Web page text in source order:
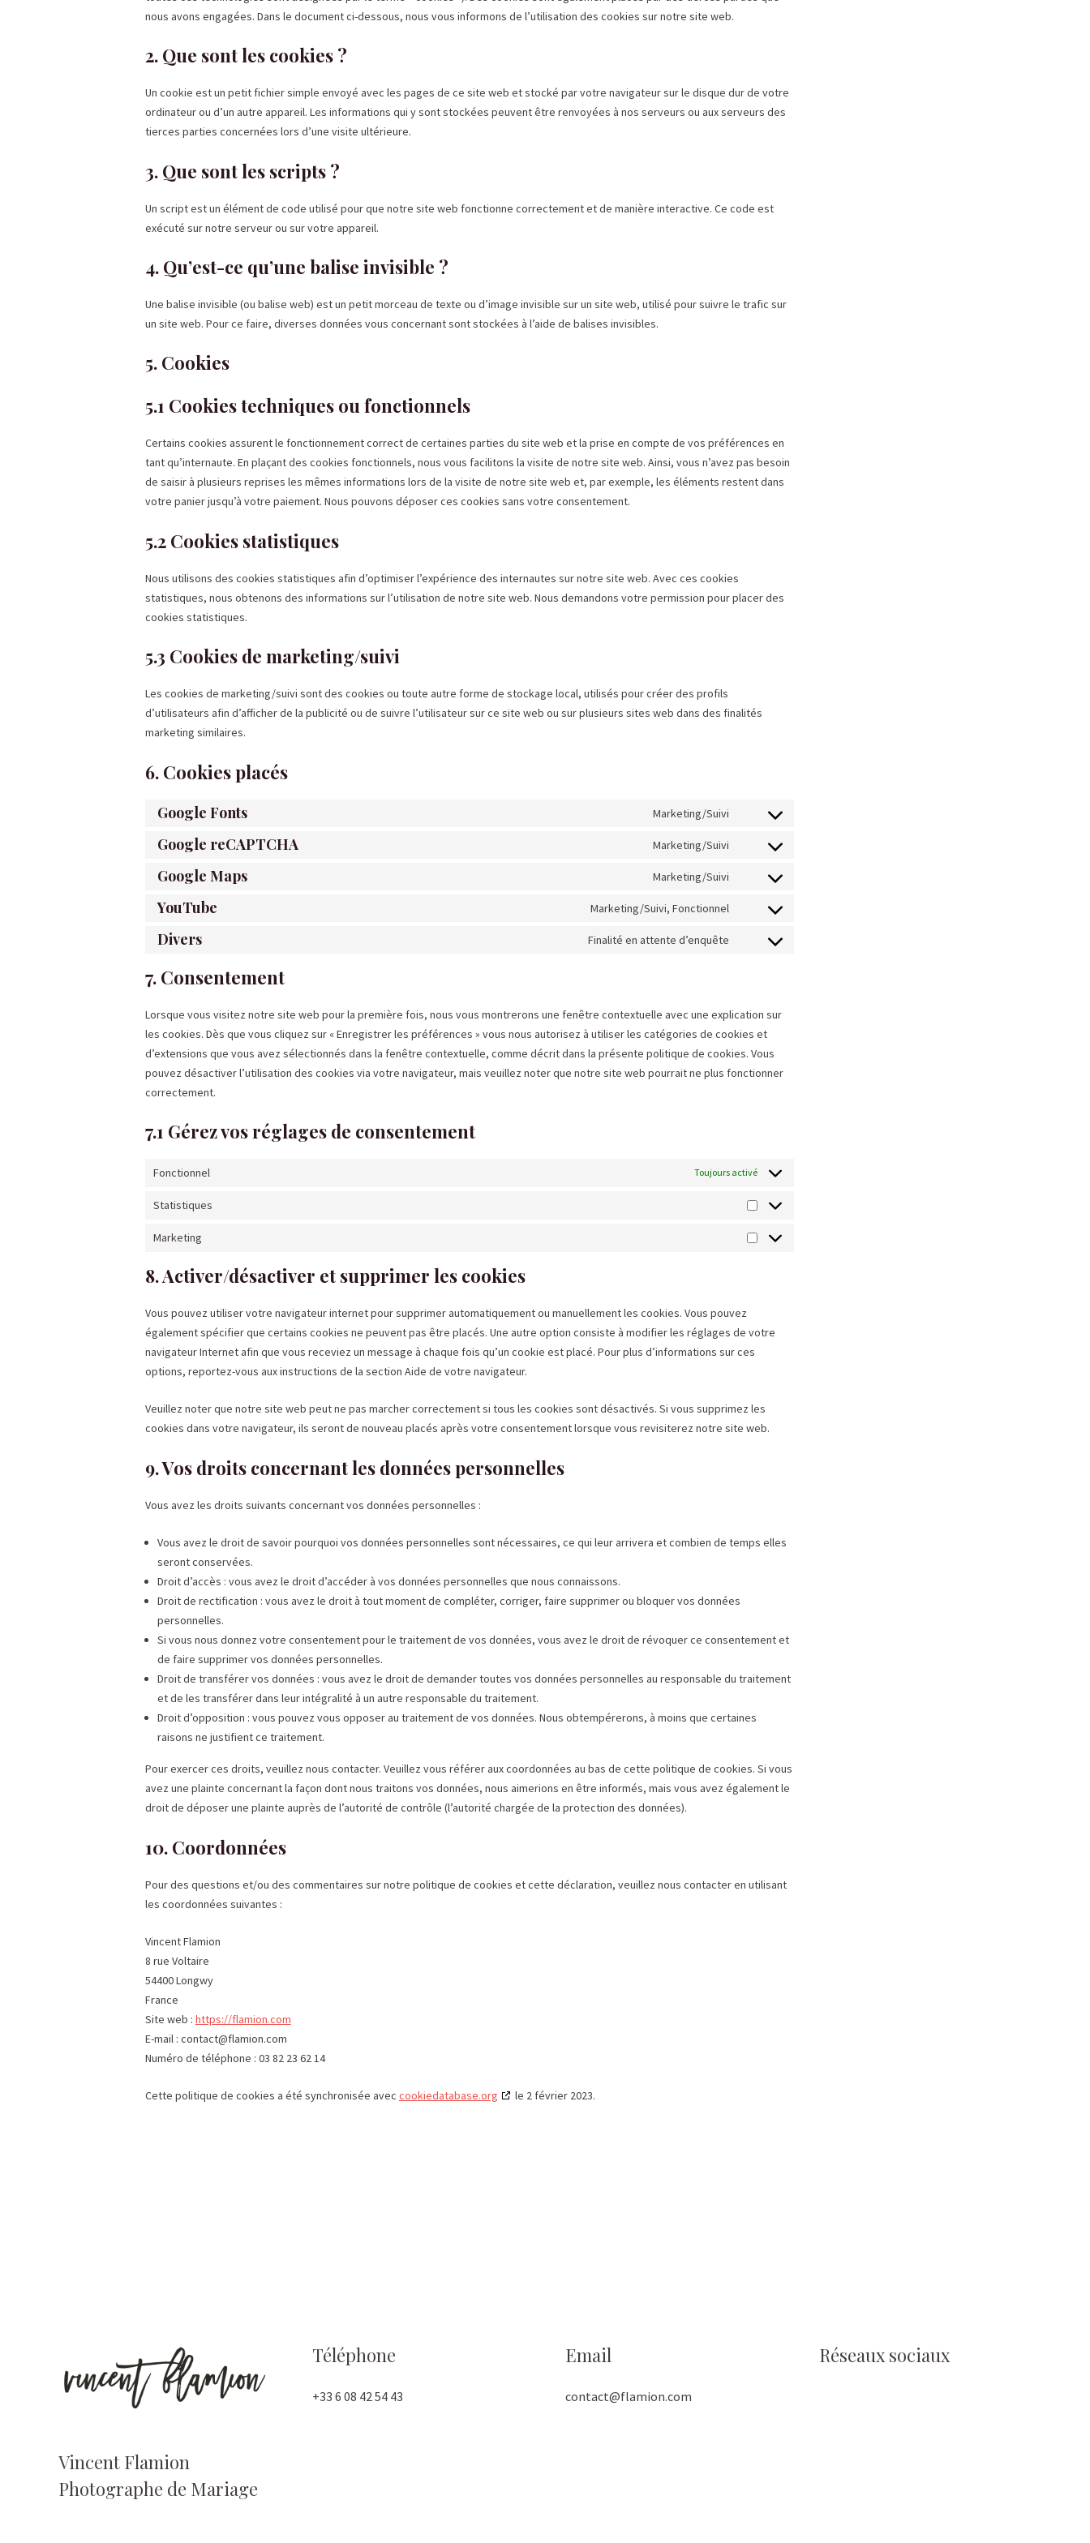
nous avons engagées. Dans le document ci-dessous, nous vous informons de l’utilisation des cookies sur notre site web.
2. Que sont les cookies ?
Un cookie est un petit fichier simple envoyé avec les pages de ce site web et stocké par votre navigateur sur le disque dur de votre
ordinateur ou d’un autre appareil. Les informations qui y sont stockées peuvent être renvoyées à nos serveurs ou aux serveurs des
tierces parties concernées lors d’une visite ultérieure.
3. Que sont les scripts ?
Un script est un élément de code utilisé pour que notre site web fonctionne correctement et de manière interactive. Ce code est
exécuté sur notre serveur ou sur votre appareil.
4. Qu’est-ce qu’une balise invisible ?
Une balise invisible (ou balise web) est un petit morceau de texte ou d’image invisible sur un site web, utilisé pour suivre le trafic sur
un site web. Pour ce faire, diverses données vous concernant sont stockées à l’aide de balises invisibles.
5. Cookies
5.1 Cookies techniques ou fonctionnels
Certains cookies assurent le fonctionnement correct de certaines parties du site web et la prise en compte de vos préférences en
tant qu’internaute. En plaçant des cookies fonctionnels, nous vous facilitons la visite de notre site web. Ainsi, vous n’avez pas besoin
de saisir à plusieurs reprises les mêmes informations lors de la visite de notre site web et, par exemple, les éléments restent dans
votre panier jusqu’à votre paiement. Nous pouvons déposer ces cookies sans votre consentement.
5.2 Cookies statistiques
Nous utilisons des cookies statistiques afin d’optimiser l’expérience des internautes sur notre site web. Avec ces cookies
statistiques, nous obtenons des informations sur l’utilisation de notre site web. Nous demandons votre permission pour placer des
cookies statistiques.
5.3 Cookies de marketing/suivi
Les cookies de marketing/suivi sont des cookies ou toute autre forme de stockage local, utilisés pour créer des profils
d’utilisateurs afin d’afficher de la publicité ou de suivre l’utilisateur sur ce site web ou sur plusieurs sites web dans des finalités
marketing similaires.
6. Cookies placés
Google Fonts Marketing/Suivi
Google reCAPTCHA Marketing/Suivi
Google Maps Marketing/Suivi
YouTube Marketing/Suivi, Fonctionnel
Divers Finalité en attente d’enquête
7. Consentement
Lorsque vous visitez notre site web pour la première fois, nous vous montrerons une fenêtre contextuelle avec une explication sur
les cookies. Dès que vous cliquez sur « Enregistrer les préférences » vous nous autorisez à utiliser les catégories de cookies et
d’extensions que vous avez sélectionnés dans la fenêtre contextuelle, comme décrit dans la présente politique de cookies. Vous
pouvez désactiver l’utilisation des cookies via votre navigateur, mais veuillez noter que notre site web pourrait ne plus fonctionner
correctement.
7.1 Gérez vos réglages de consentement
Fonctionnel Toujours activé
Statistiques
Marketing
8. Activer/désactiver et supprimer les cookies
Vous pouvez utiliser votre navigateur internet pour supprimer automatiquement ou manuellement les cookies. Vous pouvez
également spécifier que certains cookies ne peuvent pas être placés. Une autre option consiste à modifier les réglages de votre
navigateur Internet afin que vous receviez un message à chaque fois qu’un cookie est placé. Pour plus d’informations sur ces
options, reportez-vous aux instructions de la section Aide de votre navigateur.
Veuillez noter que notre site web peut ne pas marcher correctement si tous les cookies sont désactivés. Si vous supprimez les
cookies dans votre navigateur, ils seront de nouveau placés après votre consentement lorsque vous revisiterez notre site web.
9. Vos droits concernant les données personnelles
Vous avez les droits suivants concernant vos données personnelles :
Vous avez le droit de savoir pourquoi vos données personnelles sont nécessaires, ce qui leur arrivera et combien de temps elles
seront conservées.
Droit d’accès : vous avez le droit d’accéder à vos données personnelles que nous connaissons.
Droit de rectification : vous avez le droit à tout moment de compléter, corriger, faire supprimer ou bloquer vos données
personnelles.
Si vous nous donnez votre consentement pour le traitement de vos données, vous avez le droit de révoquer ce consentement et
de faire supprimer vos données personnelles.
Droit de transférer vos données : vous avez le droit de demander toutes vos données personnelles au responsable du traitement
et de les transférer dans leur intégralité à un autre responsable du traitement.
Droit d’opposition : vous pouvez vous opposer au traitement de vos données. Nous obtempérerons, à moins que certaines
raisons ne justifient ce traitement.
Pour exercer ces droits, veuillez nous contacter. Veuillez vous référer aux coordonnées au bas de cette politique de cookies. Si vous
avez une plainte concernant la façon dont nous traitons vos données, nous aimerions en être informés, mais vous avez également le
droit de déposer une plainte auprès de l’autorité de contrôle (l’autorité chargée de la protection des données).
10. Coordonnées
Pour des questions et/ou des commentaires sur notre politique de cookies et cette déclaration, veuillez nous contacter en utilisant
les coordonnées suivantes :
Vincent Flamion
8 rue Voltaire
54400 Longwy
France
Site web : https://flamion.com
E-mail : contact@flamion.com
Numéro de téléphone : 03 82 23 62 14
Cette politique de cookies a été synchronisée avec cookiedatabase.org le 2 février 2023.
Vincent Flamion
Photographe de Mariage
Téléphone
+33 6 08 42 54 43
Email
contact@flamion.com
Réseaux sociaux